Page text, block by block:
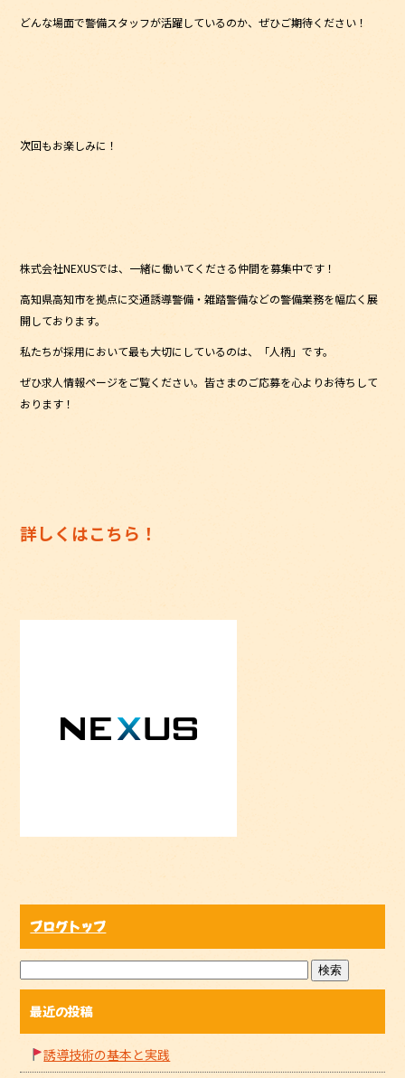
どんな場面で警備スタッフが活躍しているのか、ぜひご期待ください！
次回もお楽しみに！
株式会社NEXUSでは、一緒に働いてくださる仲間を募集中です！
高知県高知市を拠点に交通誘導警備・雑踏警備などの警備業務を幅広く展
開しております。
私たちが採用において最も大切にしているのは、「人柄」です。
ぜひ求人情報ページをご覧ください。皆さまのご応募を心よりお待ちして
おります！
詳しくはこちら！
ブログトップ
最近の投稿
誘導技術の基本と実践